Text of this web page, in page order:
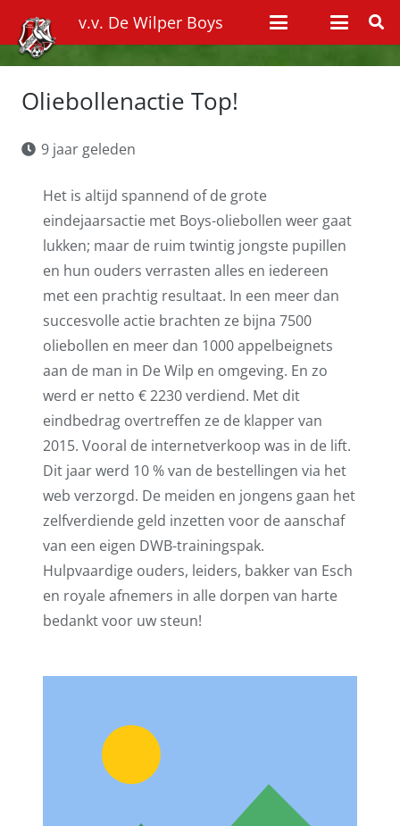
v.v. De Wilper Boys
Oliebollenactie Top!
9 jaar geleden
Het is altijd spannend of de grote
eindejaarsactie met Boys-oliebollen weer gaat
lukken; maar de ruim twintig jongste pupillen
en hun ouders verrasten alles en iedereen
met een prachtig resultaat. In een meer dan
succesvolle actie brachten ze bijna 7500
oliebollen en meer dan 1000 appelbeignets
aan de man in De Wilp en omgeving. En zo
werd er netto € 2230 verdiend. Met dit
eindbedrag overtreffen ze de klapper van
2015. Vooral de internetverkoop was in de lift.
Dit jaar werd 10 % van de bestellingen via het
web verzorgd. De meiden en jongens gaan het
zelfverdiende geld inzetten voor de aanschaf
van een eigen DWB-trainingspak.
Hulpvaardige ouders, leiders, bakker van Esch
en royale afnemers in alle dorpen van harte
bedankt voor uw steun!